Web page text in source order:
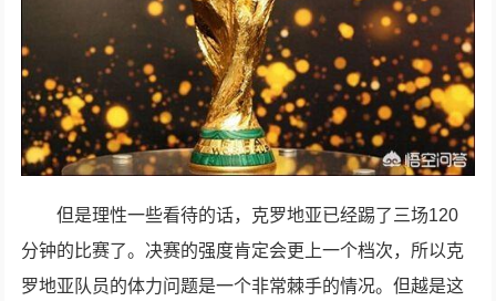
但是理性一些看待的话，克罗地亚已经踢了三场120
分钟的比赛了。决赛的强度肯定会更上一个档次，所以克
罗地亚队员的体力问题是一个非常棘手的情况。但越是这